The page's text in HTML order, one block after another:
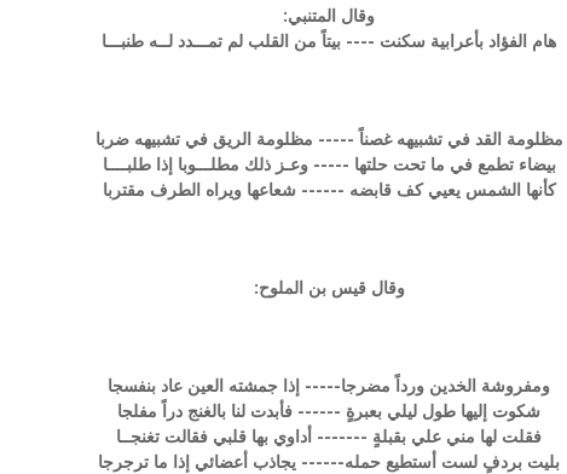
وقال المتنبي:
هام الفؤاد بأعرابية سكنت ---- بيتاً من القلب لم تمـــدد لــه طنبـــا
مظلومة القد في تشبيهه غصناً ----- مظلومة الريق في تشبيهه ضربا
بيضاء تطمع في ما تحت حلتها ----- وعـز ذلك مطلـــوبا إذا طلبــــا
كأنها الشمس يعيي كف قابضه ------ شعاعها ويراه الطرف مقتربا
وقال قيس بن الملوح:
ومفروشة الخدين ورداً مضرجا----- إذا جمشته العين عاد بنفسجا
شكوت إليها طول ليلي بعبرةٍ ------ فأبدت لنا بالغنج دراً مفلجا
فقلت لها مني علي بقبلةٍ ------- أداوي بها قلبي فقالت تغنجــا
بليت بردفٍ لست أستطيع حمله------ يجاذب أعضائي إذا ما ترجرجا